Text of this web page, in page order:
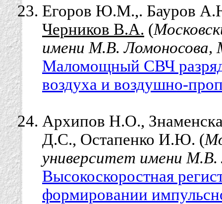
Егоров Ю.М.,. Бауров
Черников В.А. (
имени М.В. Ломоносова,
Маломощный СВЧ
воздуха и воздушно-
Архипов Н.О.,
Д.С., Остапенко И.Ю. (
университет имени М.В.
Высокоскоростная
формировании